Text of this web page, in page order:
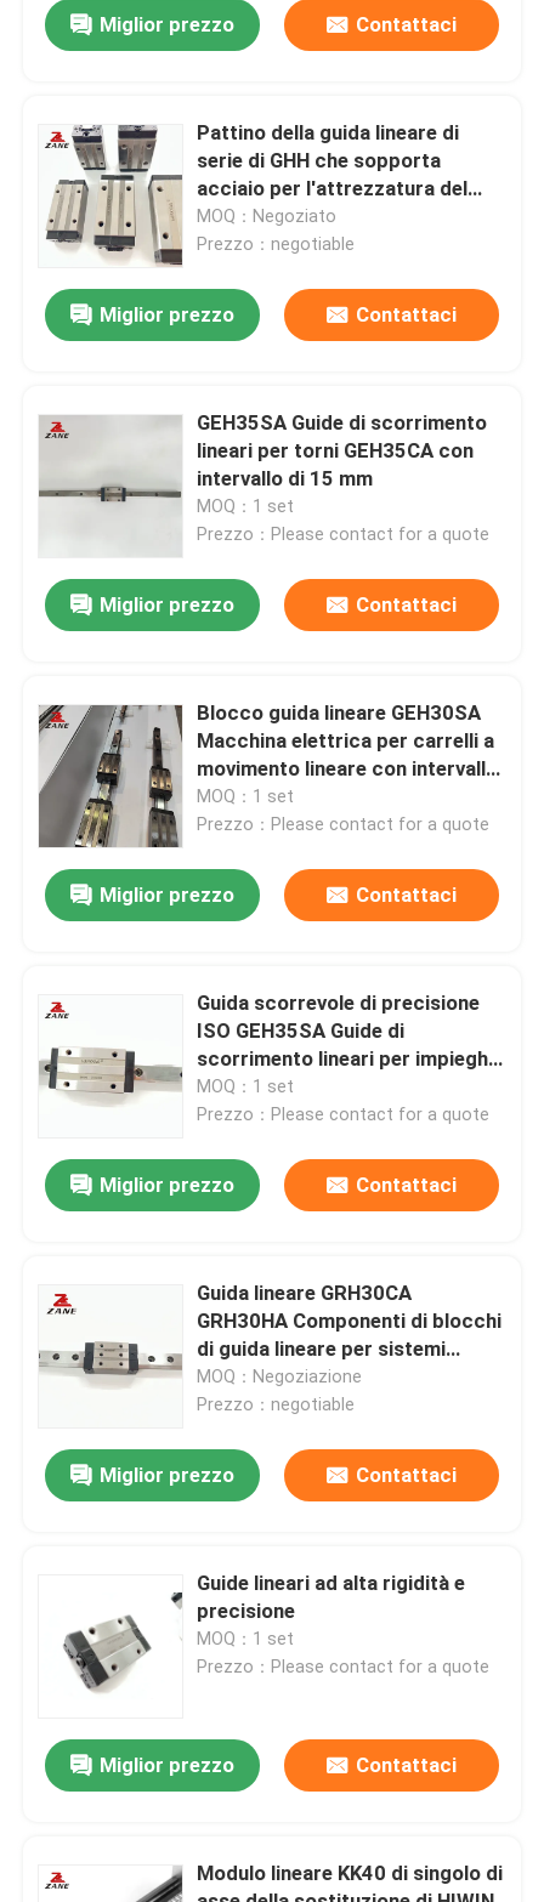
Casa
Chi siamo
Controllo di qualità
notizie
Tutti i casi
Guida lineare
Miglior prezzo Contattaci
Pattino della guida lineare di
serie di GHH che sopporta
acciaio per l'attrezzatura del
tornio
MOQ：Negoziato
Prezzo：negotiable
Miglior prezzo Contattaci
GEH35SA Guide di scorrimento
lineari per torni GEH35CA con
intervallo di 15 mm
MOQ：1 set
Prezzo：Please contact for a quote
Miglior prezzo Contattaci
Blocco guida lineare GEH30SA
Macchina elettrica per carrelli a
movimento lineare con intervallo
di 15 mm
MOQ：1 set
Prezzo：Please contact for a quote
Miglior prezzo Contattaci
Guida scorrevole di precisione
ISO GEH35SA Guide di
scorrimento lineari per impieghi
gravosi da 250 mm
MOQ：1 set
Prezzo：Please contact for a quote
Miglior prezzo Contattaci
Guida lineare GRH30CA
GRH30HA Componenti di blocchi
di guida lineare per sistemi
robotici
MOQ：Negoziazione
Prezzo：negotiable
Miglior prezzo Contattaci
Guide lineari ad alta rigidità e
precisione
MOQ：1 set
Prezzo：Please contact for a quote
Miglior prezzo Contattaci
Modulo lineare KK40 di singolo di